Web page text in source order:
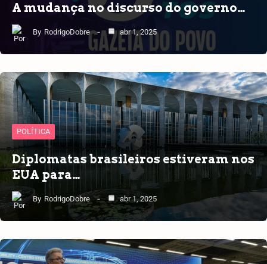
A mudança no discurso do governo…
By RodrigoDobre abr 1, 2025
POLÍTICA
Diplomatas brasileiros estiveram nos
EUA para…
By RodrigoDobre abr 1, 2025